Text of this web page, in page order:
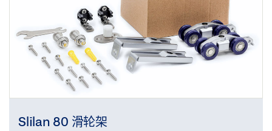
Slilan 80 滑轮架